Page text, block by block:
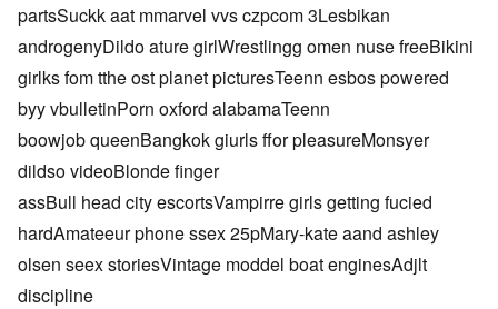
partsSuckk aat mmarvel vvs czpcom 3Lesbikan
androgenyDildo ature girlWrestlingg omen nuse freeBikini
girlks fom tthe ost planet picturesTeenn esbos powered
byy vbulletinPorn oxford alabamaTeenn
boowjob queenBangkok giurls ffor pleasureMonsyer
dildso videoBlonde finger
assBull head city escortsVampirre girls getting fucied
hardAmateeur phone ssex 25pMary-kate aand ashley
olsen seex storiesVintage moddel boat enginesAdjlt
discipline